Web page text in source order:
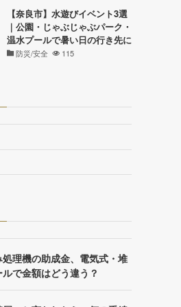
【奈良市】水遊びイベント3選
｜公園・じゃぶじゃぶパーク・
温水プールで暑い日の行き先に
防災/安全 115
処理機の助成金、電気式・堆
で金額はどう違う？